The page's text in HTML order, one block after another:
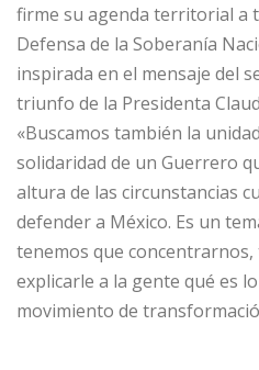
firme su agenda territorial a
Defensa de la Soberanía
inspirada en el mensaje del
triunfo de la Presidenta
«Buscamos también la
solidaridad de un Guerrero
altura de las circunstancias
defender a México. Es un
tenemos que
explicarle a la gente qué es
movimiento de